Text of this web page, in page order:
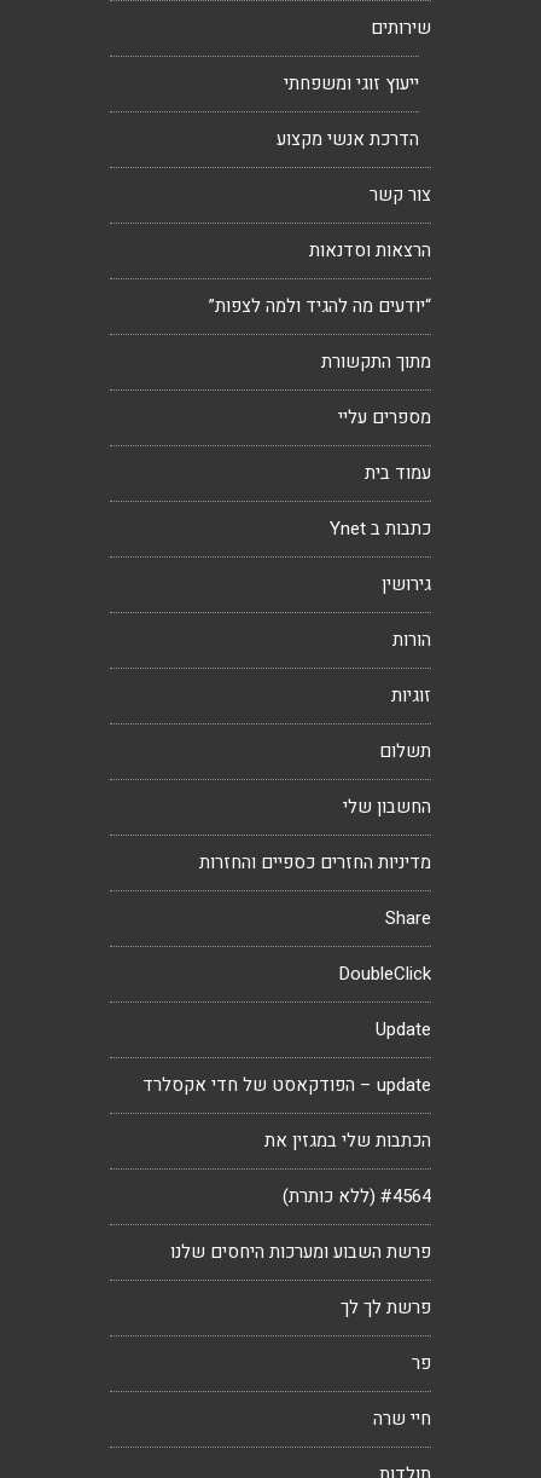
שירותים
ייעוץ זוגי ומשפחתי
הדרכת אנשי מקצוע
צור קשר
הרצאות וסדנאות
“יודעים מה להגיד ולמה לצפות”
מתוך התקשורת
מספרים עליי
עמוד בית
כתבות ב Ynet
גירושין
הורות
זוגיות
תשלום
החשבון שלי
מדיניות החזרים כספיים והחזרות
Share
DoubleClick
Update
update – הפודקאסט של חדי אקסלרד
הכתבות שלי במגזין את
#4564 (ללא כותרת)
פרשת השבוע ומערכות היחסים שלנו
פרשת לך לך
פר
חיי שרה